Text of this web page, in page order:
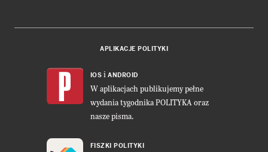
APLIKACJE POLITYKI
IOS i ANDROID
W aplikacjach publikujemy pełne
wydania tygodnika POLITYKA oraz
nasze pisma.
FISZKI POLITYKI